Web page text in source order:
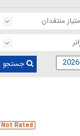
منتقدان
جستجو
Not Rated